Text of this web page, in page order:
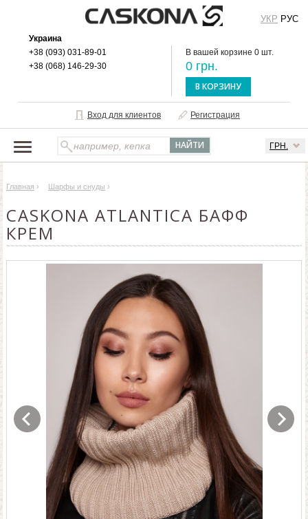
Украина
+38 (093) 031-89-01
+38 (068) 146-29-30
В вашей корзине 0 шт.
0 грн.
В КОРЗИНУ
Вход для клиентов Регистрация
ГРН.
УКР РУС
О БРЕНДЕ
ДОСТАВКА И ОПЛАТА
ОПТОВЫМ КЛИЕНТАМ
Главная › Шарфы и снуды ›
CASKONA ATLANTICA БАФФ
КРЕМ